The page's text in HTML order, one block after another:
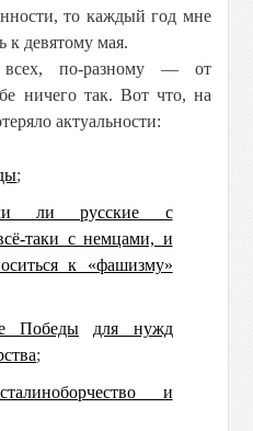
то каждый год мне
к девятому мая.
по-разному — от
ничего так. Вот что, на
актуальности:
;
ли русские с
таки с немцами, и
к «фашизму»
Победы
для нужд
;
и